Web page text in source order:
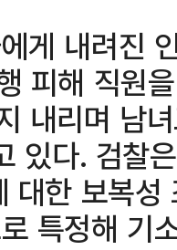
게 내려진
피해 직원
내리며 남
있다. 검찰
대한 보복
특정해 기